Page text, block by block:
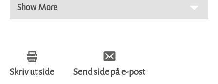
Show More
Skriv ut side Send side på e-post